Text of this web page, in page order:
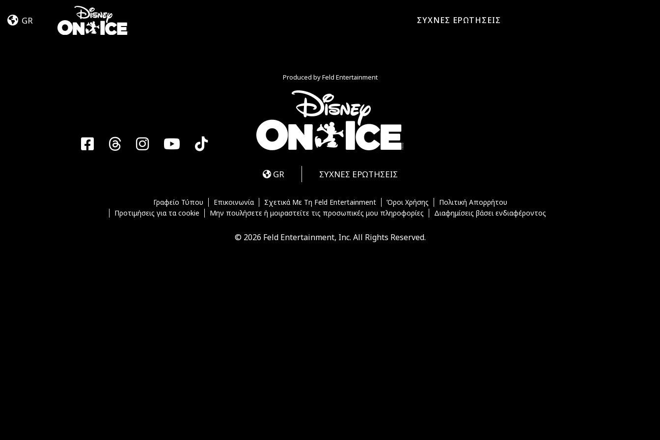
InGR ΣΥΧΝΕΣ ΕΡΩΤΗΣΕΙΣ
Facebook
ThreadsInstagramYouTube
Tiktok
Produced by Feld Entertainment
GR ΣΥΧΝΕΣ ΕΡΩΤΗΣΕΙΣ
Γραφείο Τύπου Επικοινωνία Σχετικά Με Τη Feld Entertainment Όροι Χρήσης
Πολιτική Απορρήτου
Προτιμήσεις για τα cookie
Μην πουλήσετε ή μοιραστείτε τις προσωπικές μου πληροφορίες Διαφημίσεις βάσει ενδιαφέροντος
© 2026 Feld Entertainment, Inc. All Rights Reserved.